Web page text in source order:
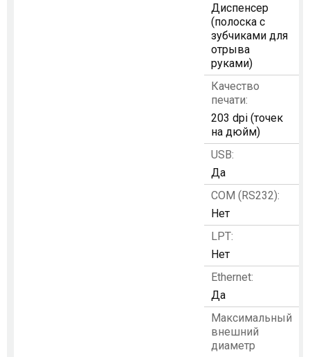
Диспенсер
(полоска с
зубчиками для
отрыва
руками)
Качество
печати:
203 dpi (точек
на дюйм)
USB:
Да
COM (RS232):
Нет
LPT:
Нет
Ethernet:
Да
Максимальный
внешний
диаметр